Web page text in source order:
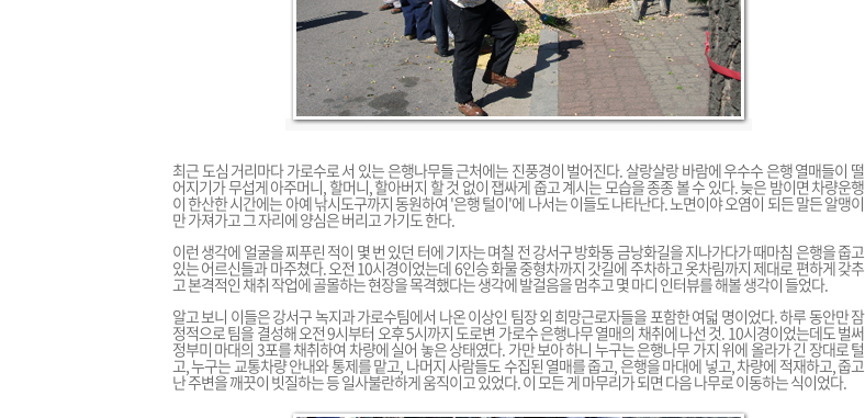
최근 도심 거리마다 가로수로 서 있는 은행나무들 근처에는 진풍경이 벌어진다. 살랑살랑 바람에 우수수 은행 열매들이 떨
어지기가 무섭게 아주머니, 할머니, 할아버지 할 것 없이 잽싸게 줍고 계시는 모습을 종종 볼 수 있다. 늦은 밤이면 차량운행
이 한산한 시간에는 아예 낚시도구까지 동원하여 '은행 털이'에 나서는 이들도 나타난다. 노면이야 오염이 되든 말든 알맹이
만 가져가고 그 자리에 양심은 버리고 가기도 한다.
이런 생각에 얼굴을 찌푸린 적이 몇 번 있던 터에 기자는 며칠 전 강서구 방화동 금낭화길을 지나가다가 때마침 은행을 줍고
있는 어르신들과 마주쳤다. 오전 10시경이었는데 6인승 화물 중형차까지 갓길에 주차하고 옷차림까지 제대로 편하게 갖추
고 본격적인 채취 작업에 골몰하는 현장을 목격했다는 생각에 발걸음을 멈추고 몇 마디 인터뷰를 해볼 생각이 들었다.
알고 보니 이들은 강서구 녹지과 가로수팀에서 나온 이상인 팀장 외 희망근로자들을 포함한 여덟 명이었다. 하루 동안만 잠
정적으로 팀을 결성해 오전 9시부터 오후 5시까지 도로변 가로수 은행나무 열매의 채취에 나선 것. 10시경이었는데도 벌써
정부미 마대의 3포를 채취하여 차량에 실어 놓은 상태였다. 가만 보아 하니 누구는 은행나무 가지 위에 올라가 긴 장대로 털
고, 누구는 교통차량 안내와 통제를 맡고, 나머지 사람들도 수집된 열매를 줍고, 은행을 마대에 넣고, 차량에 적재하고, 줍고
난 주변을 깨끗이 빗질하는 등 일사불란하게 움직이고 있었다. 이 모든 게 마무리가 되면 다음 나무로 이동하는 식이었다.